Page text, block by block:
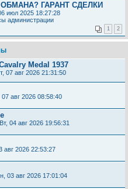
ГАРАНТ СДЕЛКИ
июл 2025 18:27:28
администрации
1 2
Medal 1937
07 авг 2026 21:31:50
07 авг 2026 08:58:40
Вт, 04 авг 2026 19:56:31
авг 2026 22:53:27
03 авг 2026 17:01:04